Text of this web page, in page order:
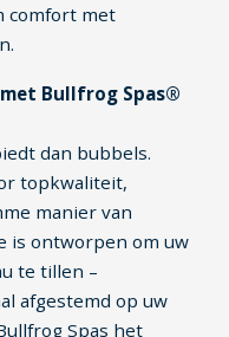
comfort met
Bullfrog Spas®
dan bubbels.
topkwaliteit,
manier van
is ontworpen om uw
te tillen –
afgestemd op uw
Spas het